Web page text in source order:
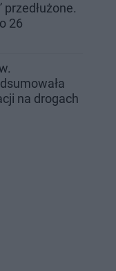
przedłużone.
26
na drogach